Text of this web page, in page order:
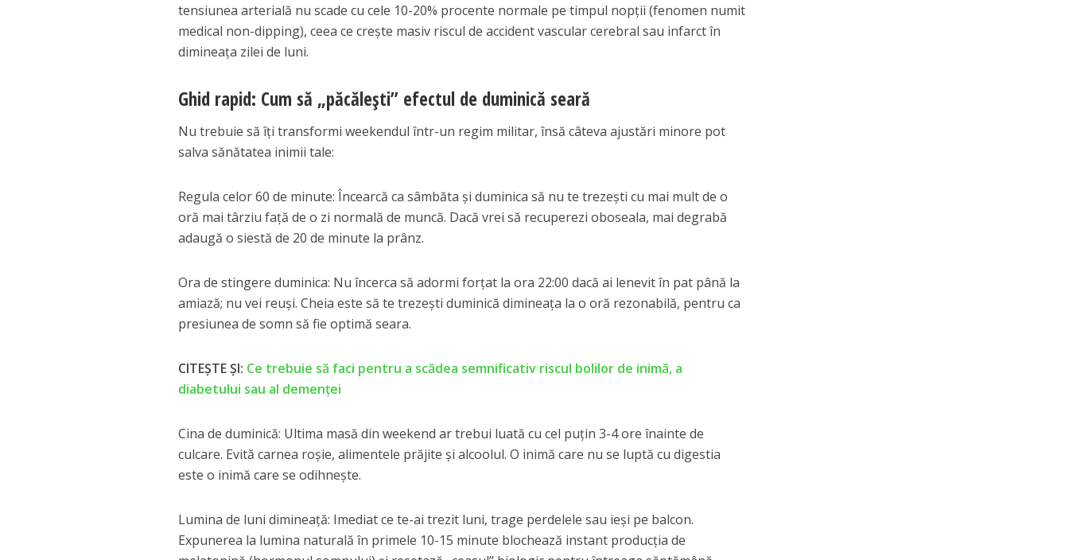
tensiunea arterială nu scade cu cele 10-20% procente normale pe timpul nopții (fenomen numit
medical non-dipping), ceea ce crește masiv riscul de accident vascular cerebral sau infarct în
dimineața zilei de luni.
Ghid rapid: Cum să „păcălești” efectul de duminică seară
Nu trebuie să îți transformi weekendul într-un regim militar, însă câteva ajustări minore pot
salva sănătatea inimii tale:
Regula celor 60 de minute: Încearcă ca sâmbăta și duminica să nu te trezești cu mai mult de o
oră mai târziu față de o zi normală de muncă. Dacă vrei să recuperezi oboseala, mai degrabă
adaugă o siestă de 20 de minute la prânz.
Ora de stingere duminica: Nu încerca să adormi forțat la ora 22:00 dacă ai lenevit în pat până la
amiază; nu vei reuși. Cheia este să te trezești duminică dimineața la o oră rezonabilă, pentru ca
presiunea de somn să fie optimă seara.
CITEȘTE ȘI: Ce trebuie să faci pentru a scădea semnificativ riscul bolilor de inimă, a
diabetului sau al demenței
Cina de duminică: Ultima masă din weekend ar trebui luată cu cel puțin 3-4 ore înainte de
culcare. Evită carnea roșie, alimentele prăjite și alcoolul. O inimă care nu se luptă cu digestia
este o inimă care se odihnește.
Lumina de luni dimineață: Imediat ce te-ai trezit luni, trage perdelele sau ieși pe balcon.
Expunerea la lumina naturală în primele 10-15 minute blochează instant producția de